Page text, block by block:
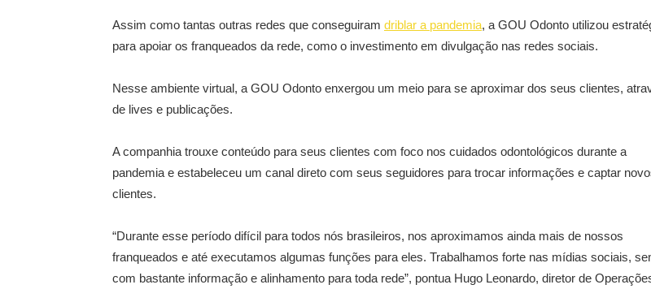
Assim como tantas outras redes que conseguiram driblar a pandemia, a GOU Odonto utilizou
para apoiar os franqueados da rede, como o investimento em divulgação nas redes sociais.
Nesse ambiente virtual, a GOU Odonto enxergou um meio para se aproximar dos seus clientes,
de lives e publicações.
A companhia trouxe conteúdo para seus clientes com foco nos cuidados odontológicos durante a
pandemia e estabeleceu um canal direto com seus seguidores para trocar informações e captar
clientes.
“Durante esse período difícil para todos nós brasileiros, nos aproximamos ainda mais de nossos
franqueados e até executamos algumas funções para eles. Trabalhamos forte nas mídias sociais,
com bastante informação e alinhamento para toda rede”, pontua Hugo Leonardo, diretor de